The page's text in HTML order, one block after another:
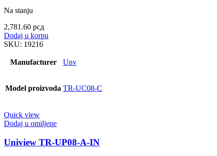
Na stanju
2,781.60 рсд
Dodaj u korpu
SKU: 19216
Manufacturer Unv
Model proizvoda TR-UC08-C
Quick view
Dodaj u omiljene
Uniview TR-UP08-A-IN